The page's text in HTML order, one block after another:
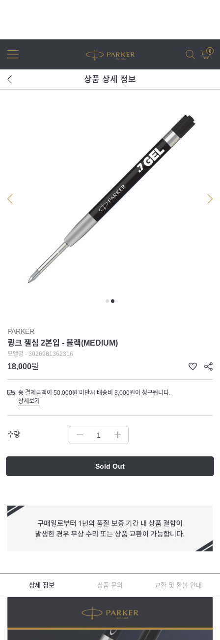
0
상품 상세 정보
PARKER
큉크 젤심 2본입 - 블랙(MEDIUM)
모델명 - 3026981362316
18,000원
총 결제금액이 50,000원 미만시 배송비 3,000원이 청구됩니다.
상세보기
수량
Sold Out
상세 정보 상품 문의 교환 및 환불 안내